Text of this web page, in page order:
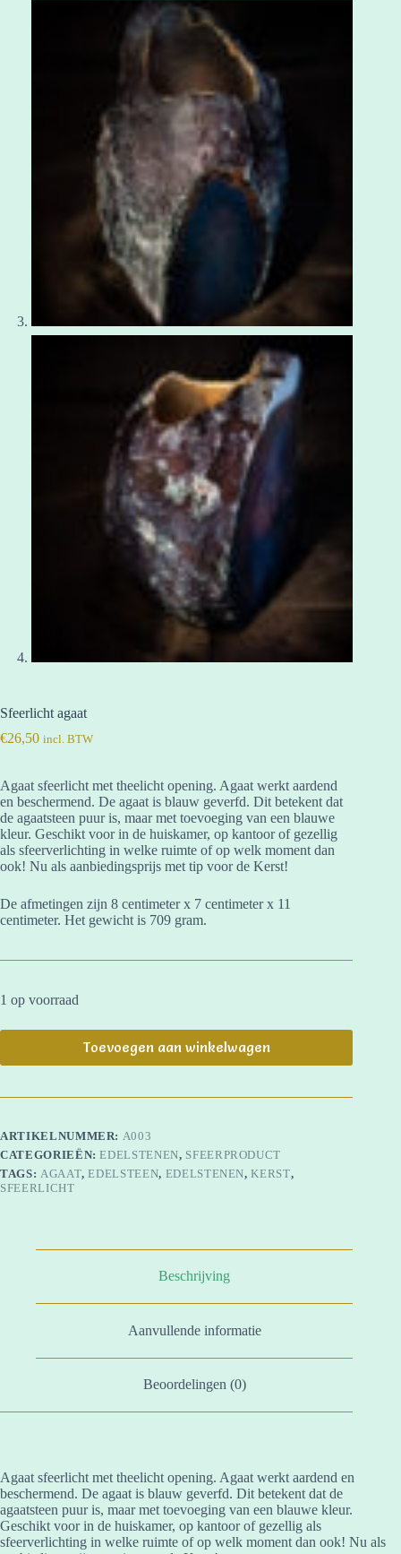
Sfeerlicht agaat
€26,50 incl. BTW
Agaat sfeerlicht met theelicht opening. Agaat werkt aardend
en beschermend. De agaat is blauw geverfd. Dit betekent dat
de agaatsteen puur is, maar met toevoeging van een blauwe
kleur. Geschikt voor in de huiskamer, op kantoor of gezellig
als sfeerverlichting in welke ruimte of op welk moment dan
ook! Nu als aanbiedingsprijs met tip voor de Kerst!
De afmetingen zijn 8 centimeter x 7 centimeter x 11
centimeter. Het gewicht is 709 gram.
1 op voorraad
Toevoegen aan winkelwagen
ARTIKELNUMMER: A003
CATEGORIEËN:EDELSTENEN, SFEERPRODUCT
TAGS: AGAAT,EDELSTEEN, EDELSTENEN,KERST,
SFEERLICHT
Beschrijving
Aanvullende informatie
Beoordelingen (0)
Agaat sfeerlicht met theelicht opening. Agaat werkt aardend en
beschermend. De agaat is blauw geverfd. Dit betekent dat de
agaatsteen puur is, maar met toevoeging van een blauwe kleur.
Geschikt voor in de huiskamer, op kantoor of gezellig als
sfeerverlichting in welke ruimte of op welk moment dan ook! Nu als